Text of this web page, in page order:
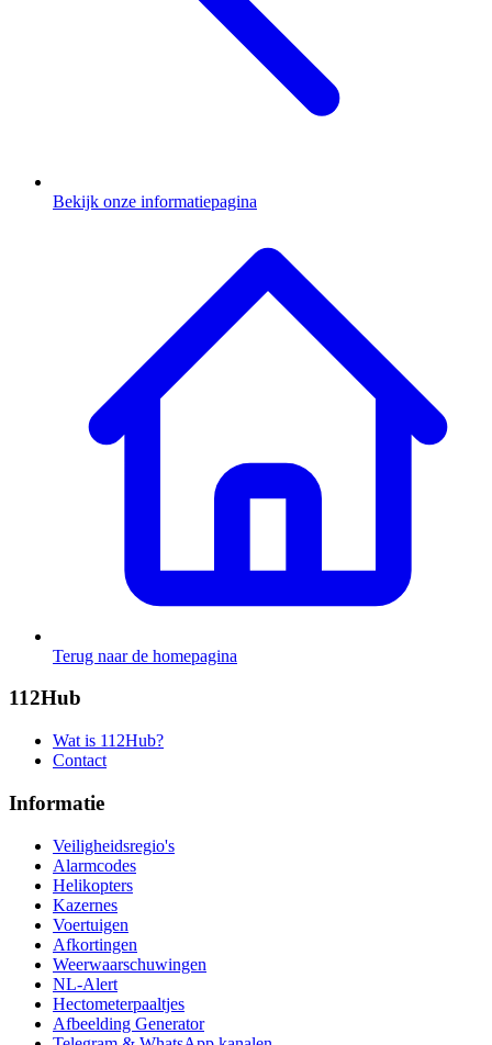
Bekijk onze informatiepagina
Terug naar de homepagina
112Hub
Wat is 112Hub?
Contact
Informatie
Veiligheidsregio's
Alarmcodes
Helikopters
Kazernes
Voertuigen
Afkortingen
Weerwaarschuwingen
NL-Alert
Hectometerpaaltjes
Afbeelding Generator